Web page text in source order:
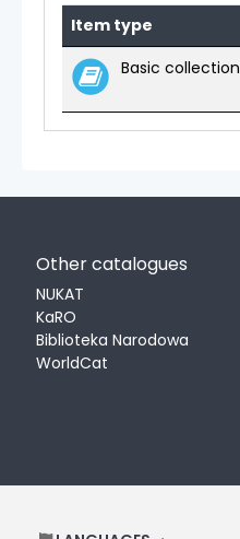
Holdings
Item type
Basic collection
Other catalogues
NUKAT
KaRO
Biblioteka Narodowa
WorldCat